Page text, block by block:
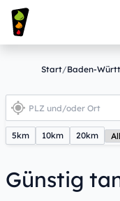
Start/Baden-
5km 10km 20km
Günstig